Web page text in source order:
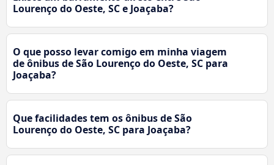
Lourenço do Oeste, SC e Joaçaba?
O que posso levar comigo em minha viagem
de ônibus de São Lourenço do Oeste, SC para
Joaçaba?
Que facilidades tem os ônibus de São
Lourenço do Oeste, SC para Joaçaba?